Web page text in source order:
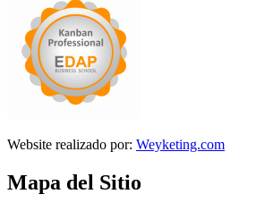
Website realizado por: Weyketing.com
Mapa del Sitio